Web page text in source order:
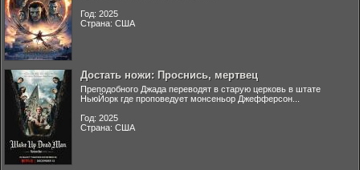
Год: 2025
Страна: США
Достать ножи: Проснись, мертвец
Преподобного Джада переводят в старую церковь в штате
НьюЙорк где проповедует монсеньор Джефферсон...
Год: 2025
Страна: США